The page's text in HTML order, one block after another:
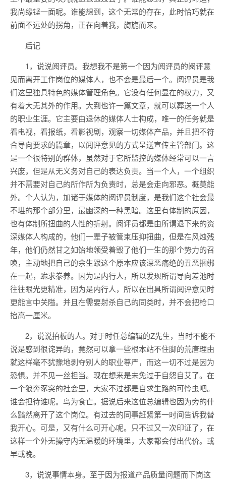
我尚缘铿一面呢。谁能想到，这个无常的存在，此时恰巧就在
前面不远处的拐角，正在向着我，旖旎而来。
后记
1，说说阅评员。我想我不是第一个因为阅评员的阅评意
见而离开工作岗位的媒体人，也不会是最后一个。阅评员是我
们这里独具特色的媒体管理角色。它没有任何显在的权力，又
有着大无其外的作用。大到也许一篇文章，就可以葬送一个人
的职业生涯。它主要由退休的媒体人士构成，唯一的任务就是
看电视，看报纸，看影视剧，观察一切媒体产品，并且把不符
合导向要求的篇章，以阅评意见的方式呈送宣传主管部门。这
是一个很特别的群体，虽然对于它所监控的媒体经常可以一言
兴废，但是从无义务对自己的表达负责。当一个人，一个组织
并不需要对自己的所作所为负责时，总是会走向邪恶。概莫能
外。个人认为，加诸于媒体的阅评员制度，是我们这个社会最
不堪的那个部分里，最幽深的一种黑暗。这里有体制的原因，
也有体制所扭曲的人性的折射。阅评员都是由所谓退下来的资
深媒体人构成的，他们一辈子被管束压抑扭曲，但是在风烛残
年，他们仍然甘之如饴地领受着毁了他们一生的那个势力的召
唤，主动地把自己的余生跟这个原本应该深恶痛绝的丑恶捆绑
在一起，跪求豢养。因为是内行人，所以发现所谓导向差池时
往往眼光更精准，因为是内行人，所以在出具所谓阅评意见时
更能言中关隘。并且在需要射杀自己的同类时，并不会把枪口
抬高一厘米。
2，说说拍板的人。对于时任总编辑的Z先生，当时不能不
说是感到很诧异的，竟然可以拿一些根本站不住脚的荒唐理由
就这样毫不犹豫地剥夺别人的职业尊严，而这一切不过是因为
恐惧。并不见一丝担当。现在想来是未免过于自怨自艾了。在
一个狼奔豕突的社会里，大家不过都是自求生路的可怜虫吧。
谁会担待谁呢。鸟为食亡。据说后来这位总编辑也因为旁的什
么黯然离开了这个岗位。有过去的同事赶紧第一时间告诉我替
我开心。可是，又有什么可开心呢。只不过又一次印证了，在
这样一个外无操守内无温暖的环境里，大家都会付出代价。或
早或晚。
3，说说事情本身。至于因为报道产品质量问题而下岗这